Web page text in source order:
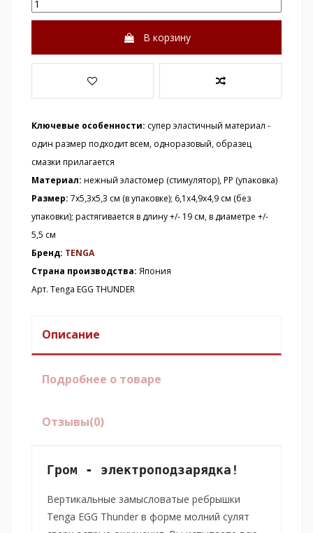
В корзину
Ключевые особенности: супер эластичный материал -
один размер подходит всем, одноразовый, образец
смазки прилагается
Материал: нежный эластомер (стимулятор), РР (упаковка)
Размер: 7х5,3х5,3 см (в упаковке); 6,1х4,9х4,9 см (без
упаковки); растягивается в длину +/- 19 см, в диаметре +/-
5,5 см
Бренд: TENGA
Страна производства: Япония
Арт. Tenga EGG THUNDER
Описание
Подробнее о товаре
Отзывы(0)
Гром - электроподзарядка!
Вертикальные замысловатые ребрышки
Tenga EGG Thunder в форме молний сулят